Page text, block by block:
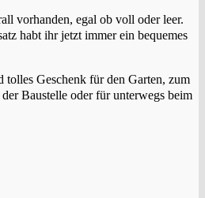
vorhanden, egal ob voll oder leer.
habt ihr jetzt immer ein bequemes
tolles Geschenk für den Garten, zum
Baustelle oder für unterwegs beim